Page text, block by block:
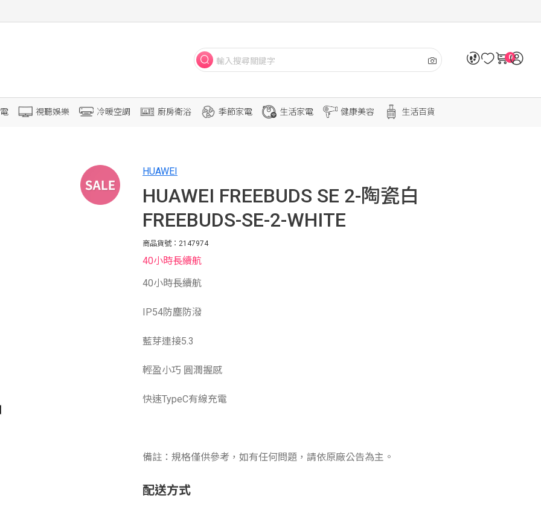
0
視聽娛樂 冷暖空調 廚房衛浴 季節家電 生活家電 健康美容 生活百貨
HUAWEI
HUAWEI FREEBUDS SE 2-陶瓷白
FREEBUDS-SE-2-WHITE
商品貨號：2147974
40小時長續航
40小時長續航
IP54防塵防潑
藍芽連接5.3
輕盈小巧 圓潤握感
快速TypeC有線充電
備註：規格僅供參考，如有任何問題，請依原廠公告為主。
配送方式